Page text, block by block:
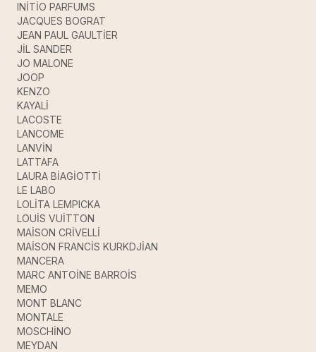
INİTİO PARFUMS
JACQUES BOGRAT
JEAN PAUL GAULTİER
JİL SANDER
JO MALONE
JOOP
KENZO
KAYALİ
LACOSTE
LANCOME
LANVİN
LATTAFA
LAURA BİAGİOTTİ
LE LABO
LOLİTA LEMPICKA
LOUİS VUİTTON
MAİSON CRİVELLİ
MAİSON FRANCİS KURKDJİAN
MANCERA
MARC ANTOİNE BARROİS
MEMO
MONT BLANC
MONTALE
MOSCHİNO
MEYDAN